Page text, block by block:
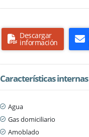
Descargar
información
Características internas
Agua
Gas domiciliario
Amoblado